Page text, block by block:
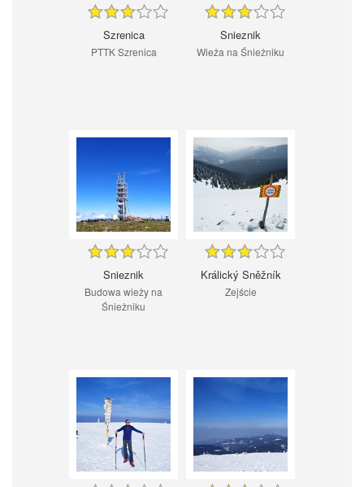
Szrenica
PTTK Szrenica
Snieznik
Wieża na Śnieżniku
Snieznik
Budowa wieży na
Śnieżniku
Králický Sněžník
Zejście